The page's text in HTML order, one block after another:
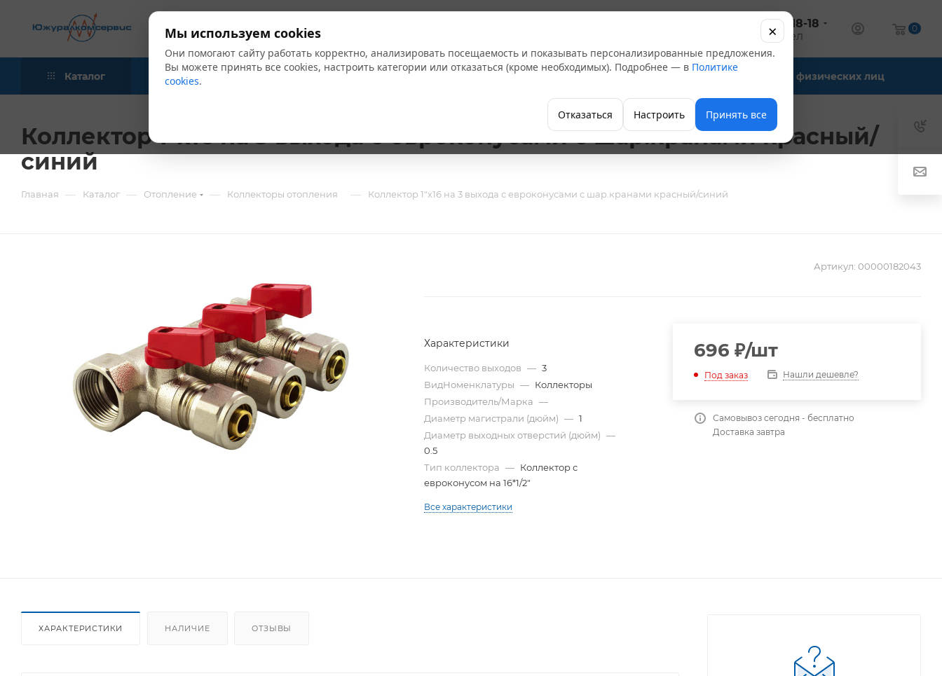
+7 (347) 246-18-18
оптовый отдел
0
Каталог Акции Бренды Компания Офис-склады Для физических лиц
Коллектор 1"х16 на 3 выхода с евроконусами с шар.кранами красный/
синий
Главная — Каталог — Отопление — Коллекторы отопления — Коллектор 1"х16 на 3 выхода с евроконусами с шар.кранами красный/синий
Артикул: 00000182043
Характеристики
Количество выходов — 3
ВидНоменклатуры — Коллекторы
Производитель/Марка —
Диаметр магистрали (дюйм) — 1
Диаметр выходных отверстий (дюйм) —
0.5
Тип коллектора — Коллектор с
евроконусом на 16*1/2"
Все характеристики
696 ₽/шт
Под заказ Нашли дешевле?
Самовывоз сегодня - бесплатно
Доставка завтра
ХАРАКТЕРИСТИКИ НАЛИЧИЕ ОТЗЫВЫ
Мы используем cookies
Они помогают сайту работать корректно, анализировать посещаемость и показывать персонализированные предложения.
Вы можете принять все cookies, настроить категории или отказаться (кроме необходимых). Подробнее — в Политике
cookies.
Отказаться Настроить Принять все
×